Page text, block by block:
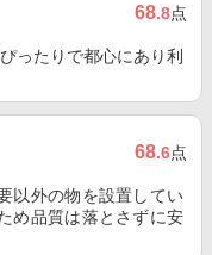
68.8点
ったりで都心にあり利
68.6点
以外の物を設置してい
め品質は落とさずに安